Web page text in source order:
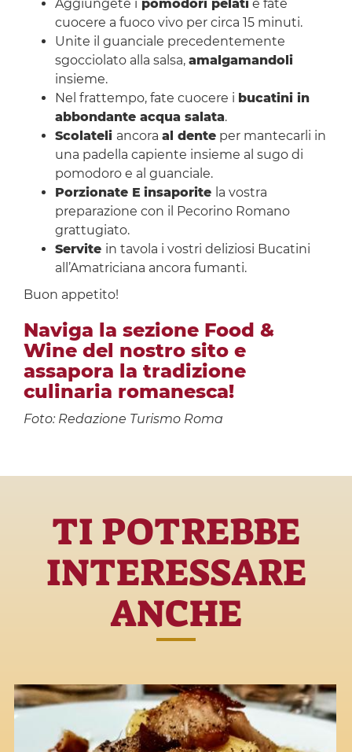
Aggiungete i pomodori pelati e fate
cuocere a fuoco vivo per circa 15 minuti.
Unite il guanciale precedentemente
sgocciolato alla salsa, amalgamandoli
insieme.
Nel frattempo, fate cuocere i bucatini in
abbondante acqua salata.
Scolateli ancora al denteper mantecarli in
una padella capiente insieme al sugo di
pomodoro e al guanciale.
Porzionate E insaporite la vostra
preparazione con il Pecorino Romano
grattugiato.
Servite in tavola i vostri deliziosi Bucatini
all’Amatriciana ancora fumanti.
Buon appetito!
Naviga la sezione Food &
Wine del nostro sito e
assapora la tradizione
culinaria romanesca!
Foto: Redazione Turismo Roma
TI POTREBBE
INTERESSARE
ANCHE